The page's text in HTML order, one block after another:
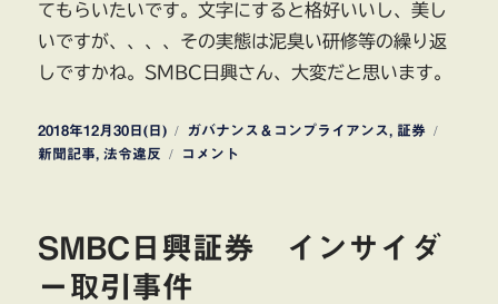
てもらいたいです。文字にすると格好いいし、美し
いですが、、、、その実態は泥臭い研修等の繰り返
しですかね。SMBC日興さん、大変だと思います。
投
稿
2018年12月30日(日)
カ
テ
ガバナンス＆コンプライアンス, 証券
新聞記事,法令違反
SMBC
券
イ
ン
コメント
SMBC日興証券 インサイダ
ー取引事件